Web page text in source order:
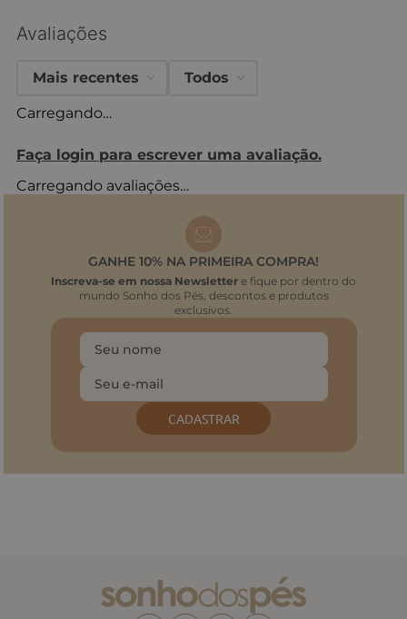
Avaliações
Carregando…
Faça login para escrever uma avaliação.
Mais recentes Todos
Carregando avaliações…
GANHE 10% NA PRIMEIRA COMPRA!
Inscreva-se em nossa Newsletter e fique por dentro do
mundo Sonho dos Pés, descontos e produtos
exclusivos.
CADASTRAR